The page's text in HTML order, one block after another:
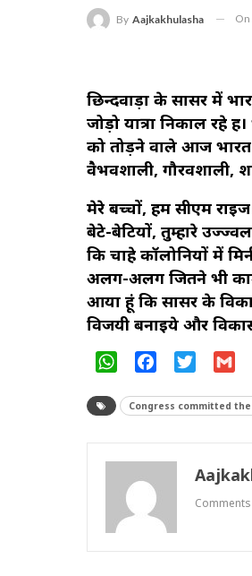
By Aajkakhulasha On
छिन्दवाड़ा के सौंसर में
जोड़ो यात्रा निकाल रहे
को तोड़ने वाले आज भारत
वैभवशाली, गौरवशाली,
मेरे बच्चों, हम सीएम
बेटे-बेटियों, तुम्हारे
कि चाहे कॉलोनियों में
अलग-अलग जितने भी
आया हूं कि सौंसर के
विजयी बनाइये और
WhatsAppFacebookTwitter
Congress committed
Comments